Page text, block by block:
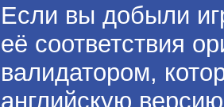
Если вы добыли
её соответствия
валидатором,
английскую